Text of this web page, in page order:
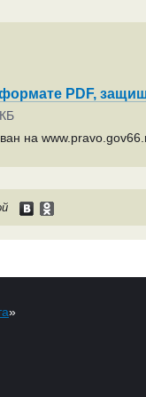
PDF,
на
»